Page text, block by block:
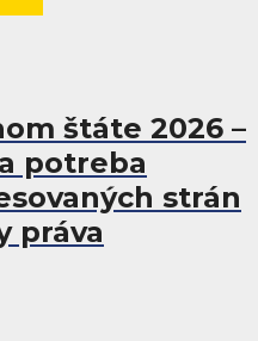
štáte 2026 –
potreba
strán
práva